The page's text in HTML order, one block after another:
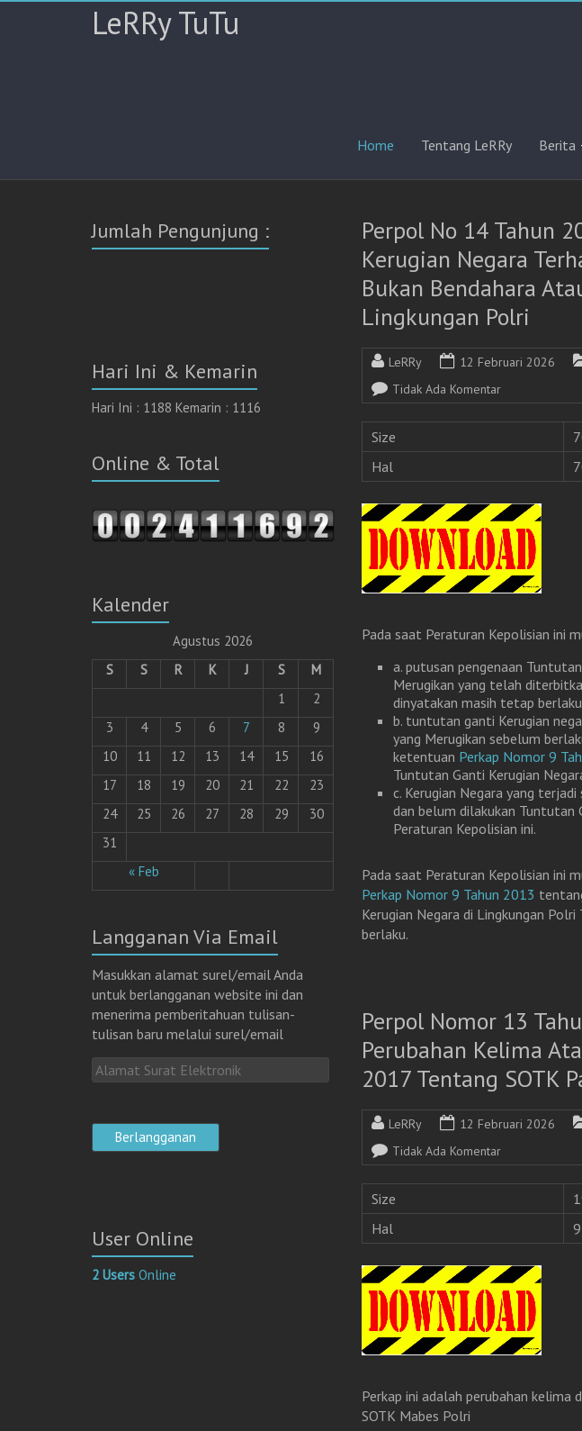
LeRRy TuTu
Home Tentang LeRRy Berita
Perpol No 14 Tahun
Kerugian Negara
Bukan Bendahara
Lingkungan Polri
LeRRy 12 Februari 2026
Tidak Ada Komentar
Size
Hal
Pada saat Peraturan Kepolisian ini
a. putusan pengenaan
Merugikan yang telah
dinyatakan masih tetap
b. tuntutan ganti Kerugian
yang Merugikan sebelum
ketentuan Perkap Nomor 9
Tuntutan Ganti Kerugian
c. Kerugian Negara yang
dan belum dilakukan Tuntutan
Peraturan Kepolisian ini.
Pada saat Peraturan Kepolisian ini
Perkap Nomor 9 Tahun 2013
Kerugian Negara di Lingkungan
berlaku.
Perpol Nomor 13
Perubahan Kelima
2017 Tentang SOTK
LeRRy 12 Februari 2026
Tidak Ada Komentar
Size
Hal
9
Perkap ini adalah perubahan kelima
SOTK Mabes Polri
Jumlah Pengunjung :
Hari Ini & Kemarin
Hari Ini : 1188 Kemarin : 1116
Online & Total
Kalender
Agustus 2026
S
S R K J S M
« Feb
1
2
3
4 5 6 7 8
9
10
11 12 13 14 15
16
17
18 19 20 21 22
23
24
25 26 27 28 29
30
31
Langganan Via Email
Masukkan alamat surel/email Anda
untuk berlangganan website ini dan
menerima pemberitahuan tulisan-
tulisan baru melalui surel/email
A
l
m
a
a
t
E
User Online
2 Users Online